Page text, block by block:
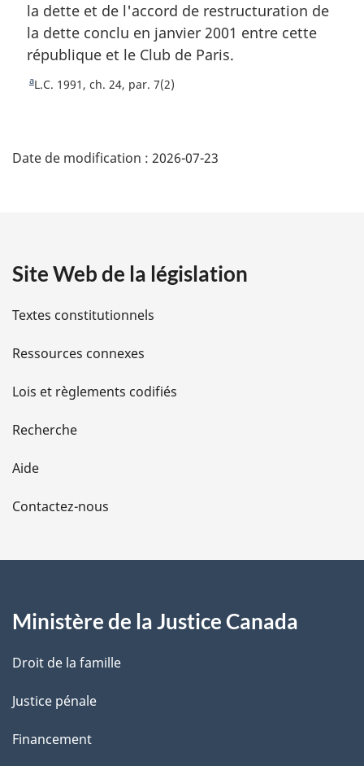
a
g
e
la dette et de l'accord de restructuration de
la dette conclu en janvier 2001 entre cette
république et le Club de Paris.
R
u
é
f
r
n
e
e
a
n
t
s
e
a
g
aL.C. 1991, ch. 24, par. 7(2)
é
i
l
s
d
e
l
a
e
Date de modification : 2026-07-23
Site Web de la législation
Textes constitutionnels
Ressources connexes
Lois et règlements codifiés
Recherche
Aide
Contactez-nous
Ministère de la Justice Canada
Droit de la famille
Justice pénale
Financement